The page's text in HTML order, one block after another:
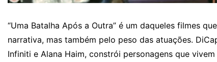
“Uma Batalha Após a Outra” é um daqueles filmes
narrativa, mas também pelo peso das atuações.
Infiniti e Alana Haim, constrói personagens que